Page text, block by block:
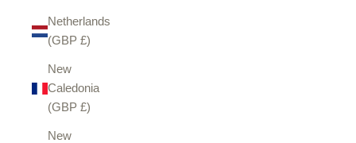
Netherlands
(GBP £)
New
Caledonia
(GBP £)
New